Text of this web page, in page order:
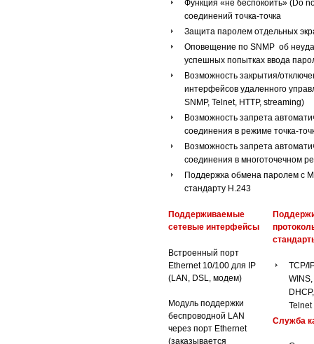
Функция «не беспокоить» (Do
соединений точка-точка
Защита паролем отдельных
Оповещение по SNMP об
успешных попытках ввода
Возможность закрытия/
интерфейсов удаленного
SNMP, Telnet, HTTP, streaming)
Возможность запрета
соединения в режиме точка-
Возможность запрета
соединения в многоточечном
Поддержка обмена паролем с
стандарту H.243
Поддерживаемые
сетевые интерфейсы
Встроенный порт
Ethernet 10/100 для IP
(LAN, DSL, модем)
Модуль поддержки
беспроводной LAN
через порт Ethernet
(заказывается
TCP/
WINS,
Служба